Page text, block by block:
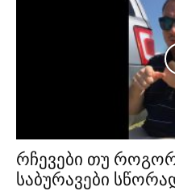
რჩევები თუ
საბურავები